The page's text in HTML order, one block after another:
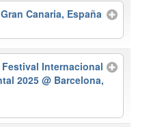
Canaria, España
Internacional
2025@ Barcelona,